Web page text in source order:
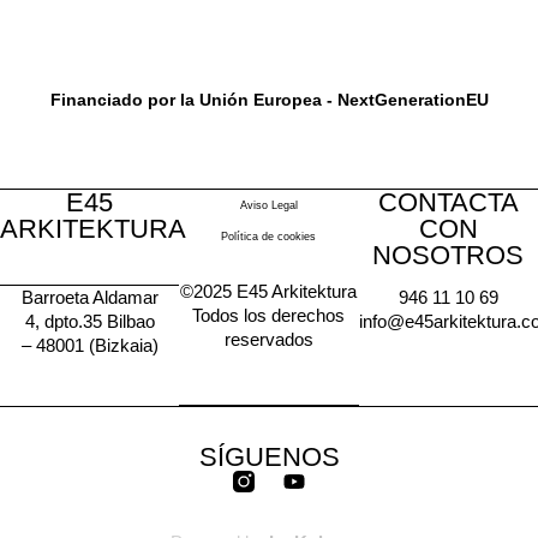
Financiado por la Unión Europea - NextGenerationEU
E45
ARKITEKTURA
Barroeta Aldamar
4, dpto.35 Bilbao
– 48001 (Bizkaia)
Aviso Legal
Política de cookies
©2025 E45 Arkitektura
Todos los derechos
reservados
CONTACTA
CON
NOSOTROS
946 11 10 69
SÍGUENOS
Y